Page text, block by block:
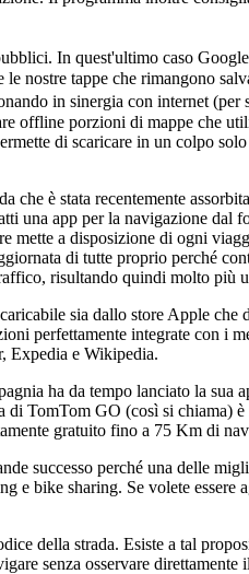
In quest'ultimo caso
nostre tappe che rimangono
in sinergia con internet (per
offline porzioni di mappe che
di scaricare in un colpo
che è stata recentemente
una app per la navigazione
a disposizione di ogni
di tutte proprio perché
risultando quindi molto più
sia dallo store Apple
perfettamente integrate con i
Expedia e Wikipedia.
ha da tempo lanciato la sua
TomTom GO (così si chiama)
gratuito fino a 75 Km di
successo perché una delle
bike sharing. Se volete
della strada. Esiste a tal
senza osservare